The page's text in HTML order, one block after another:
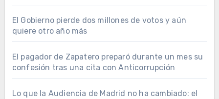
El Gobierno pierde dos millones de votos y aún
quiere otro año más
El pagador de Zapatero preparó durante un mes su
confesión tras una cita con Anticorrupción
Lo que la Audiencia de Madrid no ha cambiado: el